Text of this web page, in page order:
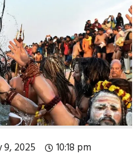
9, 2025 10:18 pm